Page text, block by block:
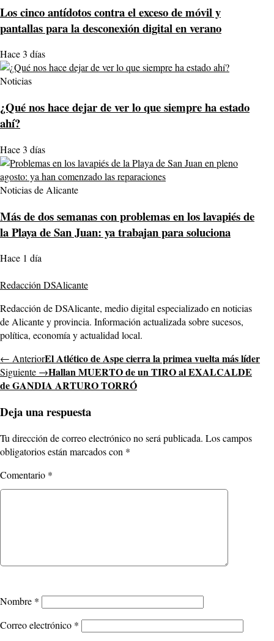
Los cinco antídotos contra el exceso de móvil y
pantallas para la desconexión digital en verano
Hace 3 días
Noticias
¿Qué nos hace dejar de ver lo que siempre ha estado
ahí?
Hace 3 días
Noticias de Alicante
Más de dos semanas con problemas en los lavapiés de
la Playa de San Juan: ya trabajan para soluciona
Hace 1 día
Redacción DSAlicante
Redacción de DSAlicante, medio digital especializado en noticias
de Alicante y provincia. Información actualizada sobre sucesos,
política, economía y actualidad local.
← AnteriorEl Atlético de Aspe cierra la primea vuelta más líder
Siguiente →Hallan MUERTO de un TIRO al EXALCALDE
de GANDIA ARTURO TORRÓ
Deja una respuesta
Tu dirección de correo electrónico no será publicada. Los campos
obligatorios están marcados con *
Comentario *
Nombre *
Correo electrónico *